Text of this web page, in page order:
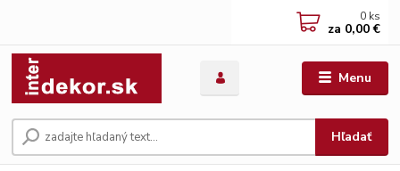
Menu
Hľadať
0 ks
za 0,00 €